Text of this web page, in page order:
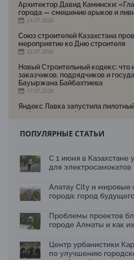
Архитектор Давид Камински:
города — смешение арыков и
24.07.2026
Союз строителей Казахстана
мероприятие ко Дню строителя
22.07.2026
Новый Строительный кодекс: что
заказчиков, подрядчиков и
Бауыржана Байбахтиева
17.07.2026
Яндекс Лавка запустила
рободоставки в Астане
Архитектурная премия SÄULE
Первый Дом правительства
13.07.2026
В столичном детсаду подвели
отходам
08.07.2026
общественных пространств
06.07.2026
ПОПУЛЯРНЫЕ СТАТЬИ
С 1 июня в Казахстане
для электросамокатов
Алатау City и мировые
города: город
Проблемы проектов
городе Алматы и как
Центр урбанистики
по улучшению